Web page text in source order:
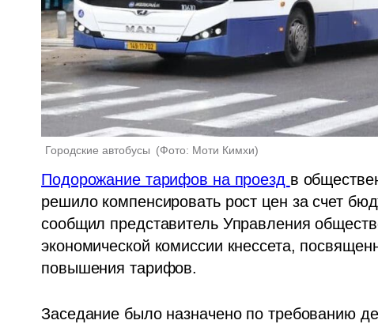
Городские автобусы (Фото: Моти Кимхи)
Подорожание тарифов на проезд в
решило компенсировать рост цен за счет
сообщил представитель Управления
экономической комиссии кнессета,
повышения тарифов.
Заседание было назначено по требованию